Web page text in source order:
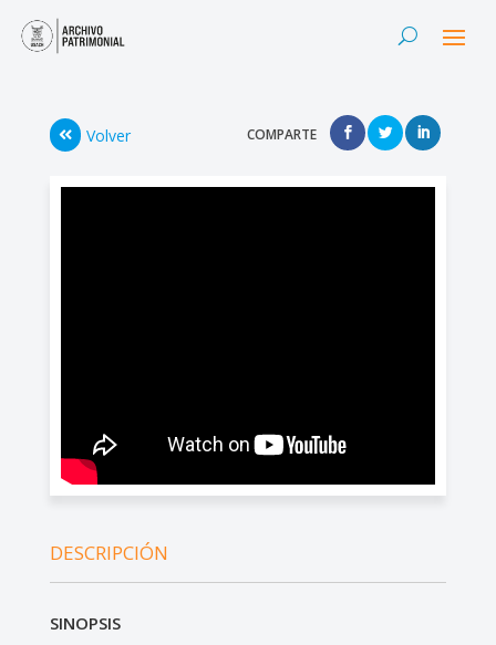
Volver COMPARTE
DESCRIPCIÓN
SINOPSIS